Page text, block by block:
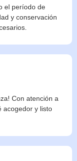
el período de
y conservación
Con atención a
acogedor y listo